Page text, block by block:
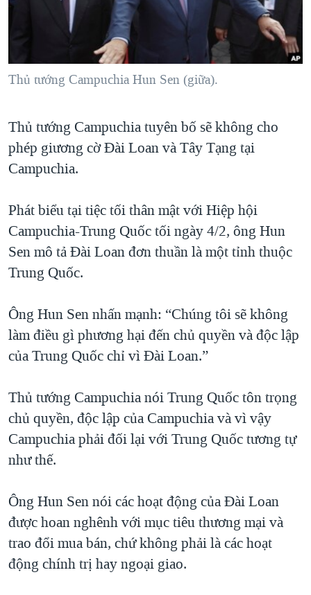
NGƯỜI VIỆT HẢI NGOẠI
KINH TẾ
KHOA HỌC
THỂ THAO
HÀNH TRÌNH BẦU CỬ 2024
MỘT NĂM CHIẾN TRANH TẠI DẢI GAZA
GIẢI MÃ VÀNH ĐAI & CON ĐƯỜNG
TRỊNH VĨNH BÌNH - NGƯỜI HẠ 'BÊN THẮNG CUỘC'
GROUND ZERO – XƯA VÀ NAY
CHI PHÍ CHIẾN TRANH AFGHANISTAN
CÁC GIÁ TRỊ CỘNG HÒA Ở VIỆT NAM
THƯỢNG ĐỈNH TRUMP-KIM TẠI VIỆT NAM
TRỊNH VĨNH BÌNH VS. CHÍNH PHỦ VIỆT NAM
NGƯ DÂN VIỆT VÀ LÀN SÓNG TRỘM HẢI SÂM
QUAN HỆ VIỆT MỸ
NGHE
MẠNG XÃ HỘI
Ngôn ngữ khác
Thủ tướng Campuchia Hun Sen (giữa).
Thủ tướng Campuchia tuyên bố sẽ không cho
phép giương cờ Đài Loan và Tây Tạng tại
Campuchia.
Phát biểu tại tiệc tối thân mật với Hiệp hội
Campuchia-Trung Quốc tối ngày 4/2, ông Hun
Sen mô tả Đài Loan đơn thuần là một tỉnh thuộc
Trung Quốc.
Ông Hun Sen nhấn mạnh: “Chúng tôi sẽ không
làm điều gì phương hại đến chủ quyền và độc lập
của Trung Quốc chỉ vì Đài Loan.”
Thủ tướng Campuchia nói Trung Quốc tôn trọng
chủ quyền, độc lập của Campuchia và vì vậy
Campuchia phải đối lại với Trung Quốc tương tự
như thế.
Ông Hun Sen nói các hoạt động của Đài Loan
được hoan nghênh với mục tiêu thương mại và
trao đổi mua bán, chứ không phải là các hoạt
động chính trị hay ngoại giao.